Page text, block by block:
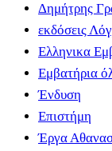
Δημήτρης
εκδόσεις
Ελληνικα
Εμβατήρια
Ένδυση
Επιστήμη
Έργα